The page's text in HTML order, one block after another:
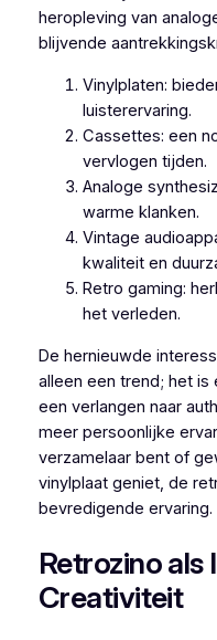
heropleving van
blijvende
Vinylplaten:
luisterervaring.
Cassettes: een
vervlogen tijden.
Analoge
warme klanken.
Vintage
kwaliteit en
Retro gaming:
het verleden.
De hernieuwde
alleen een trend; het is
een verlangen naar
meer persoonlijke
verzamelaar bent of
vinylplaat geniet, de
bevredigende ervaring.
Retrozino
Creativiteit